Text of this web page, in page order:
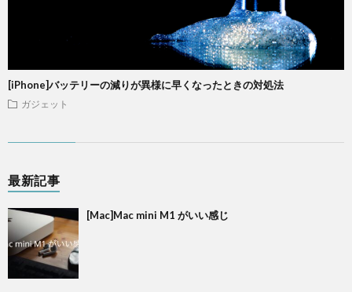
[iPhone]バッテリーの減りが異様に早くなったときの対処法
ガジェット
最新記事
[Mac]Mac mini M1 がいい感じ